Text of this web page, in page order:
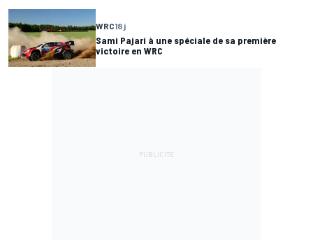
WRC18 j
Sami Pajari à une spéciale de sa première
victoire en WRC